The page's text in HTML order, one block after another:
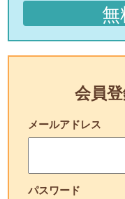
無
会員
メールアドレス
パスワード